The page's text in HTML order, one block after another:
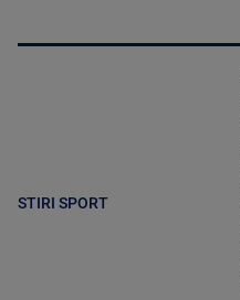
STIRI SPORT